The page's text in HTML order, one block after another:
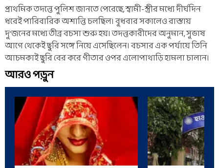
প্রাথমিক তদন্তে পুলিশ জানতে পেরেছে, স্বামী-স্ত্রীর মধ্যে দীর্ঘদিন
ধরেই পারিবারিক অশান্তি চলছিল। বুধবার সকালেও রাস্তায়
দু’জনের মধ্যে তীব্র বচসা শুরু হয়। তদন্তকারীদের অনুমান, সুভাষ
আগে থেকেই ছুরি সঙ্গে নিয়ে এসেছিলেন। বচসার এক পর্যায়ে তিনি
আচমকাই ছুরি বের করে গীতার ওপর এলোপাথাড়ি হামলা চালান।
আরও পড়ুন